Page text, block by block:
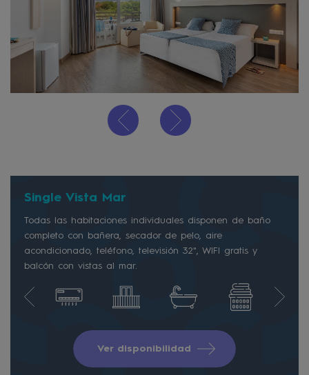
Single Vista Mar
Todas las habitaciones individuales disponen de baño
completo con bañera, secador de pelo, aire
acondicionado, teléfono, televisión 32", WIFI gratis y
balcón con vistas al mar.
Ver disponibilidad